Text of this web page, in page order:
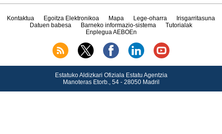
Kontaktua Egoitza Elektronikoa Mapa Lege-oharra
Irisgarritasuna
Datuen babesa
Barneko informazio-sistema
Tutorialak
Enplegua AEBOEn
Estatuko Aldizkari Ofiziala Estatu Agentzia
Manoteras Etorb., 54 - 28050 Madril